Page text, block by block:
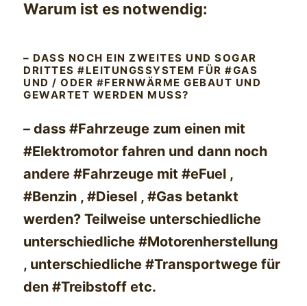
Warum ist es notwendig:
– DASS NOCH EIN ZWEITES UND SOGAR
DRITTES #LEITUNGSSYSTEM FÜR #GAS
UND / ODER #FERNWÄRME GEBAUT UND
GEWARTET WERDEN MUSS?
– dass #Fahrzeuge zum einen mit
#Elektromotor fahren und dann noch
andere #Fahrzeuge mit #eFuel ,
#Benzin , #Diesel , #Gas betankt
werden? Teilweise unterschiedliche
unterschiedliche #Motorenherstellung
, unterschiedliche #Transportwege für
den #Treibstoff etc.